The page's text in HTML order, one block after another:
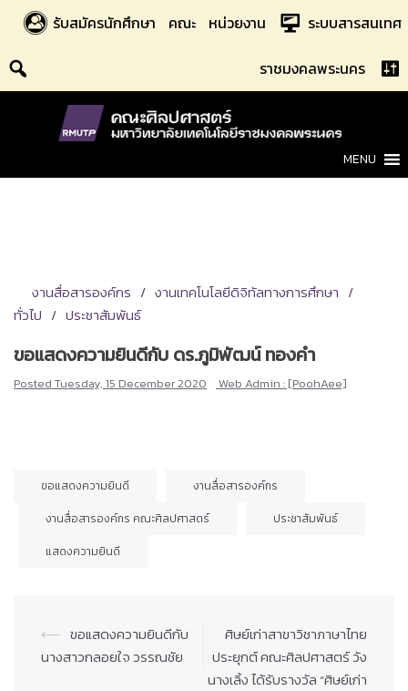
content
รับสมัครนักศึกษา คณะ หน่วยงาน ระบบสารสนเทศ
ราชมงคลพระนคร
MENU
งานสื่อสารองค์กร
งานเทคโนโลยีดิจิทัลทางการศึกษา
ทั่วไป
ประชาสัมพันธ์
ขอแสดงความยินดีกับ ดร.ภูมิพัฒน์ ทองคำ
Posted Tuesday, 15 December 2020 Web Admin : [PoohAee]
ขอแสดงความยินดี
งานสื่อสารองค์กร
งานสื่อสารองค์กร คณะศิลปศาสตร์
ประชาสัมพันธ์
แสดงความยินดี
Post
navigation
⟵ ขอแสดงความยินดีกับ
นางสาวกลอยใจ วรรณชัย
ศิษย์เก่าสาขาวิชาภาษาไทย
ประยุกต์ คณะศิลปศาสตร์ วัง
นางเลิ้ง ได้รับรางวัล “ศิษย์เก่า